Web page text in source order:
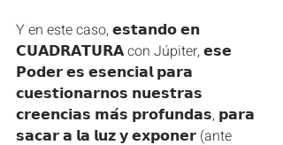
Y en este caso, 𝗲𝘀𝘁𝗮𝗻𝗱𝗼 𝗲𝗻
𝗖𝗨𝗔𝗗𝗥𝗔𝗧𝗨𝗥𝗔 con Júpiter, 𝗲𝘀𝗲
𝗣𝗼𝗱𝗲𝗿 𝗲𝘀 𝗲𝘀𝗲𝗻𝗰𝗶𝗮𝗹 𝗽𝗮𝗿𝗮
𝗰𝘂𝗲𝘀𝘁𝗶𝗼𝗻𝗮𝗿𝗻𝗼𝘀 𝗻𝘂𝗲𝘀𝘁𝗿𝗮𝘀
𝗰𝗿𝗲𝗲𝗻𝗰𝗶𝗮𝘀 𝗺𝗮́𝘀 𝗽𝗿𝗼𝗳𝘂𝗻𝗱𝗮𝘀, 𝗽𝗮𝗿𝗮
𝘀𝗮𝗰𝗮𝗿 𝗮 𝗹𝗮 𝗹𝘂𝘇 𝘆 𝗲𝘅𝗽𝗼𝗻𝗲𝗿 (ante